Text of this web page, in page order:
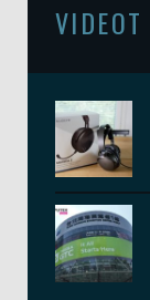
VIDEOT